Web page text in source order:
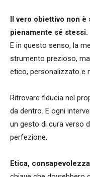
Il vero obiettivo non
pienamente sé stessi.
E in questo senso, la
strumento prezioso,
etico, personalizzato e
Ritrovare fiducia nel
da dentro. E ogni
un gesto di cura verso
perfezione.
Etica,